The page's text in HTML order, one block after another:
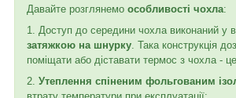
Давайте розглянемо особливості чохла:
1. Доступ до середини чохла виконаний у
затяжкою на шнурку . Така конструкція
поміщати або діставати термос з чохла -
2. Утеплення спіненим фольгованим